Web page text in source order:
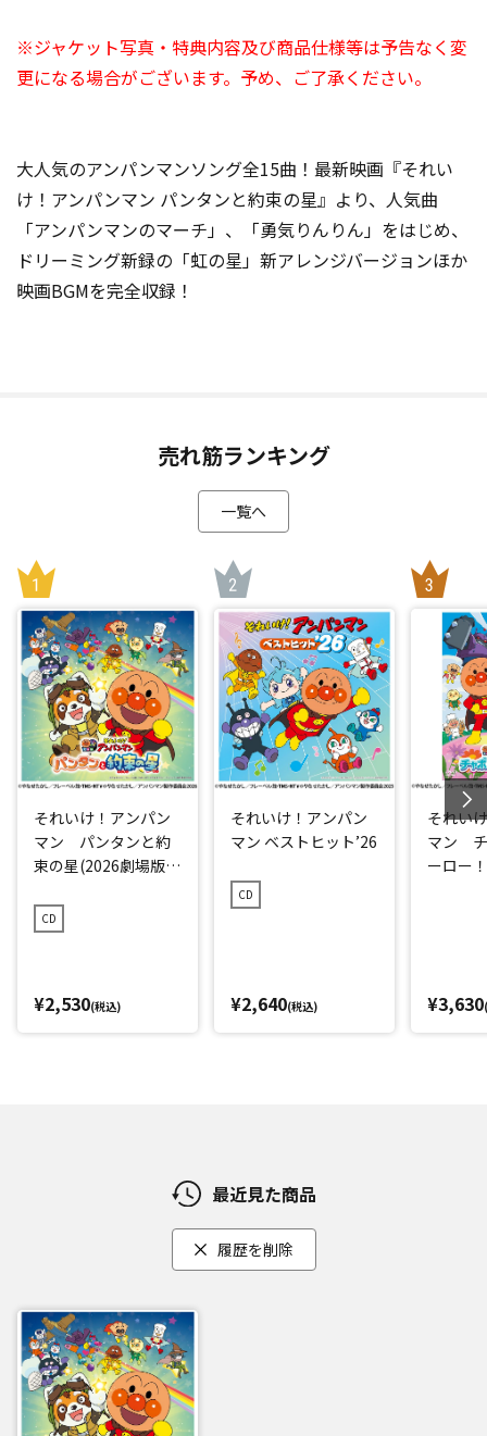
※ジャケット写真・特典内容及び商品仕様等は予告なく変
更になる場合がございます。予め、ご了承ください。
大人気のアンパンマンソング全15曲！最新映画『それい
け！アンパンマン パンタンと約束の星』より、人気曲
「アンパンマンのマーチ」、「勇気りんりん」をはじめ、
ドリーミング新録の「虹の星」新アレンジバージョンほか
映画BGMを完全収録！
売れ筋ランキング
一覧へ
それいけ！アンパン
マン パンタンと約
束の星(2026劇場版ベ
CD
¥2,530(税込)
それいけ！アンパン
マン ベストヒット’26
CD
¥2,640(税込)
それい
マン チ
ーロー
¥3,630
最近見た商品
履歴を削除